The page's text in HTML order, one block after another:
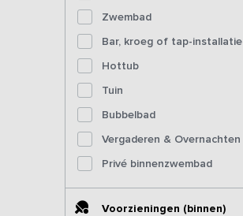
Zwembad
Bar, kroeg of tap-installatie
Hottub
Tuin
Bubbelbad
Vergaderen & Overnachten
Privé binnenzwembad
Voorzieningen (binnen)